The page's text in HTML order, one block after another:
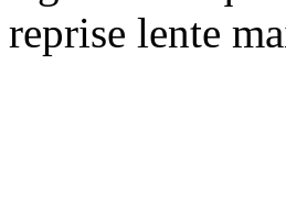
reprise lente